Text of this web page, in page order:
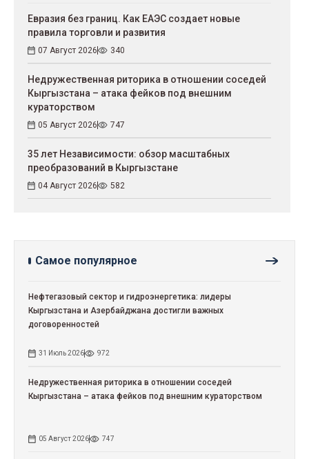
Евразия без границ. Как ЕАЭС создает новые
правила торговли и развития
07 Август 2026 340
Недружественная риторика в отношении соседей
Кыргызстана – атака фейков под внешним
кураторством
05 Август 2026 747
35 лет Независимости: обзор масштабных
преобразований в Кыргызстане
04 Август 2026 582
Самое популярное
Нефтегазовый сектор и гидроэнергетика: лидеры
Кыргызстана и Азербайджана достигли важных
договоренностей
31 Июль 2026 972
Недружественная риторика в отношении соседей
Кыргызстана – атака фейков под внешним кураторством
05 Август 2026 747